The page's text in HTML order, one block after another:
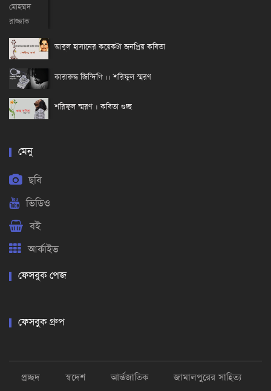
আবুল হাসানের কয়েকটা জনপ্রিয় কবিতা
কারারুদ্ধ জিন্দিগি ।। শরিফুল স্মরণ
শরিফুল স্মরণ । কবিতা গুচ্ছ
মেনু
ছবি
ভিডিও
বই
আর্কাইভ
ফেসবুক পেজ
ফেসবুক গ্রুপ
প্রচ্ছদ স্বদেশ আর্ন্তজাতিক
জামালপুরের সাহিত্য